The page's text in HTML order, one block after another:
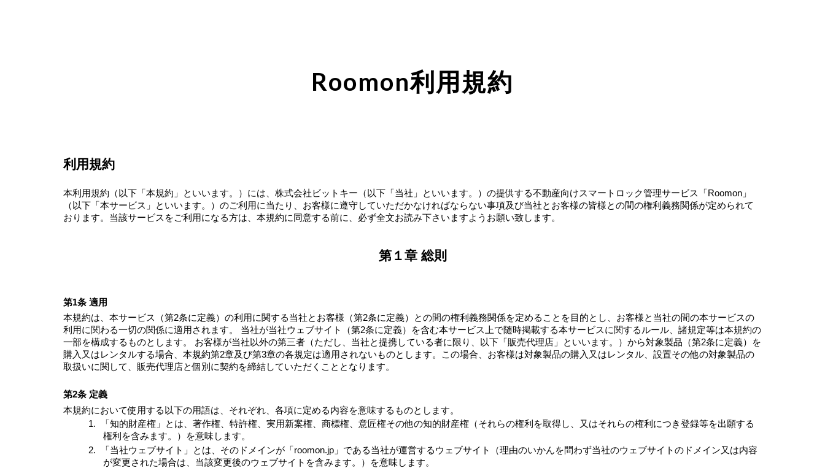
Roomon利用規約
利用規約
本利用規約（以下「本規約」といいます。）には、株式会社ビットキー（以下「当社」といいます。）の提供する不動産向けスマートロック管理サービス「Roomon」
（以下「本サービス」といいます。）のご利用に当たり、お客様に遵守していただかなければならない事項及び当社とお客様の皆様との間の権利義務関係が定められて
おります。当該サービスをご利用になる方は、本規約に同意する前に、必ず全文お読み下さいますようお願い致します。
第１章 総則
第1条 適用
本規約は、本サービス（第2条に定義）の利用に関する当社とお客様（第2条に定義）との間の権利義務関係を定めることを目的とし、お客様と当社の間の本サービスの
利用に関わる一切の関係に適用されます。 当社が当社ウェブサイト（第2条に定義）を含む本サービス上で随時掲載する本サービスに関するルール、諸規定等は本規約の
一部を構成するものとします。 お客様が当社以外の第三者（ただし、当社と提携している者に限り、以下「販売代理店」といいます。）から対象製品（第2条に定義）を
購入又はレンタルする場合、本規約第2章及び第3章の各規定は適用されないものとします。この場合、お客様は対象製品の購入又はレンタル、設置その他の対象製品の
取扱いに関して、販売代理店と個別に契約を締結していただくこととなります。
第2条 定義
本規約において使用する以下の用語は、それぞれ、各項に定める内容を意味するものとします。
1.
「知的財産権」とは、著作権、特許権、実用新案権、商標権、意匠権その他の知的財産権（それらの権利を取得し、又はそれらの権利につき登録等を出願する
権利を含みます。）を意味します。
2.
「当社ウェブサイト」とは、そのドメインが「roomon.jp」である当社が運営するウェブサイト（理由のいかんを問わず当社のウェブサイトのドメイン又は内容
が変更された場合は、当該変更後のウェブサイトを含みます。）を意味します。